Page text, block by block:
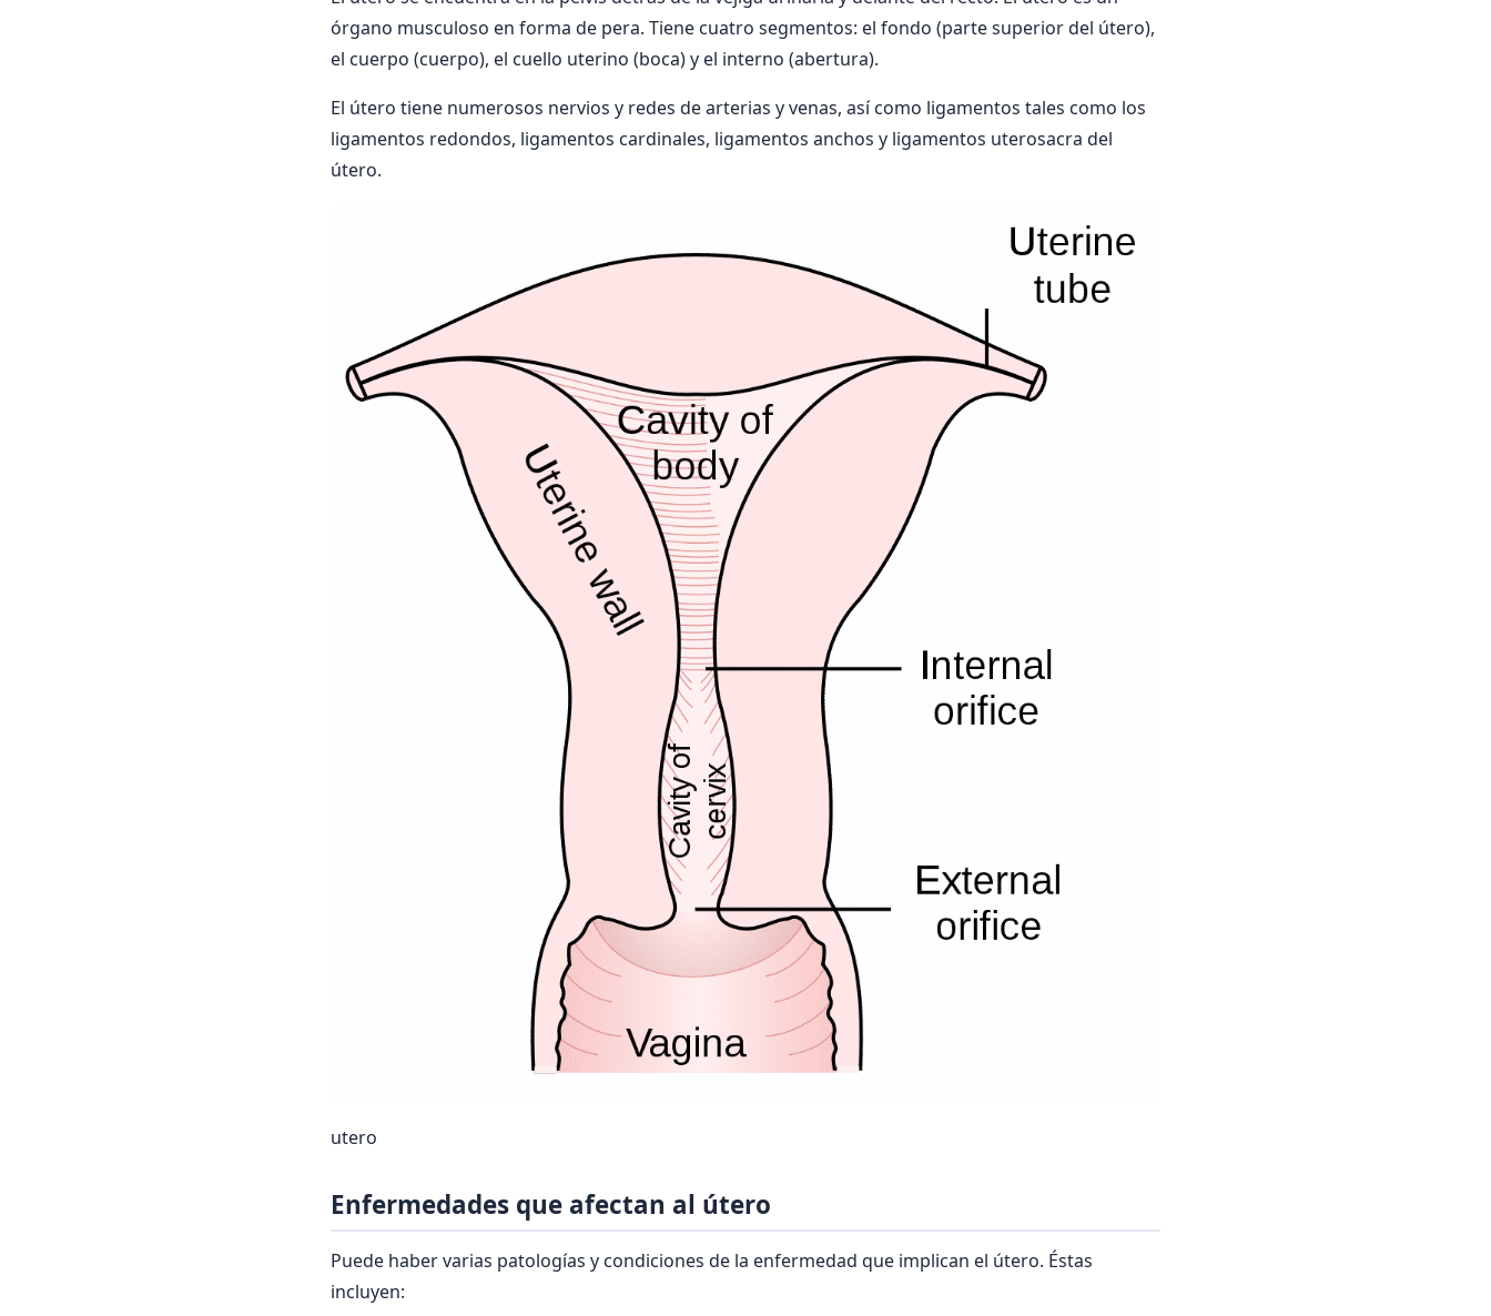
órgano musculoso en forma de pera. Tiene cuatro segmentos: el fondo (parte superior del útero),
el cuerpo (cuerpo), el cuello uterino (boca) y el interno (abertura).
El útero tiene numerosos nervios y redes de arterias y venas, así como ligamentos tales como los
ligamentos redondos, ligamentos cardinales, ligamentos anchos y ligamentos uterosacra del
útero.
utero
Enfermedades que afectan al útero
Puede haber varias patologías y condiciones de la enfermedad que implican el útero. Éstas
incluyen: